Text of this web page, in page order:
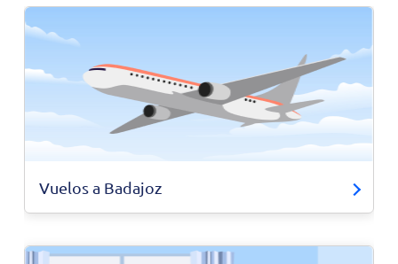
Vuelos a Badajoz